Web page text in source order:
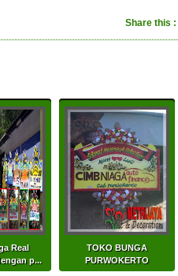
Share this :
Real
p...
TOKO BUNGA
PURWOKERTO